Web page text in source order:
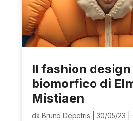
Il fashion design
biomorfico di
Mistiaen
da Bruno Depetris 30/05/23